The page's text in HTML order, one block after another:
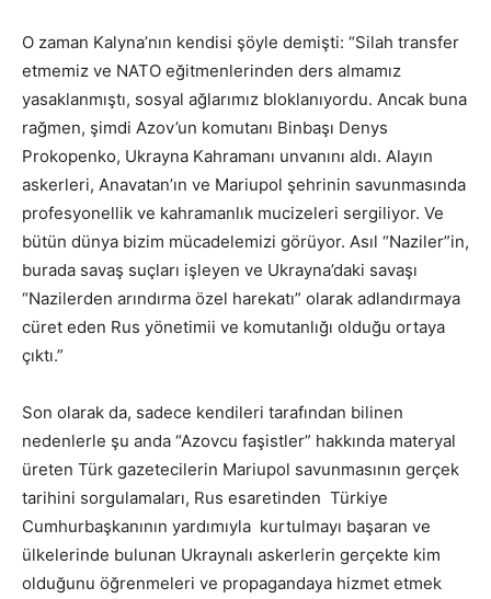
O zaman Kalyna’nın kendisi şöyle demişti: “Silah transfer
etmemiz ve NATO eğitmenlerinden ders almamız
yasaklanmıştı, sosyal ağlarımız bloklanıyordu. Ancak buna
rağmen, şimdi Azov’un komutanı Binbaşı Denys
Prokopenko, Ukrayna Kahramanı unvanını aldı. Alayın
askerleri, Anavatan’ın ve Mariupol şehrinin savunmasında
profesyonellik ve kahramanlık mucizeleri sergiliyor. Ve
bütün dünya bizim mücadelemizi görüyor. Asıl “Naziler”in,
burada savaş suçları işleyen ve Ukrayna’daki savaşı
“Nazilerden arındırma özel harekatı” olarak adlandırmaya
cüret eden Rus yönetimii ve komutanlığı olduğu ortaya
çıktı.”
Son olarak da, sadece kendileri tarafından bilinen
nedenlerle şu anda “Azovcu faşistler” hakkında materyal
üreten Türk gazetecilerin Mariupol savunmasının gerçek
tarihini sorgulamaları, Rus esaretinden Türkiye
Cumhurbaşkanının yardımıyla kurtulmayı başaran ve
ülkelerinde bulunan Ukraynalı askerlerin gerçekte kim
olduğunu öğrenmeleri ve propagandaya hizmet etmek